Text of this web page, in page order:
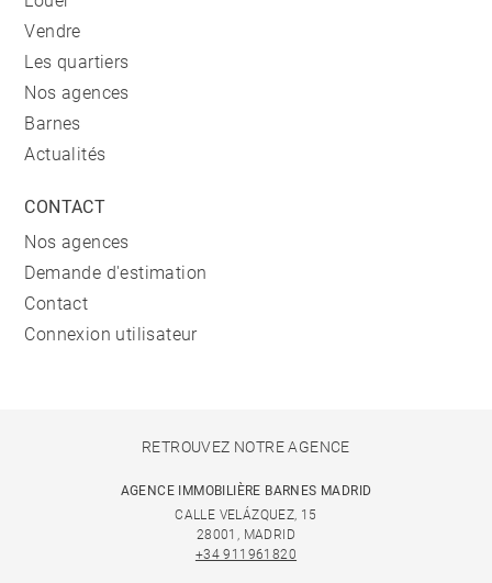
Vendre
Les quartiers
Nos agences
Barnes
Actualités
CONTACT
Nos agences
Demande d'estimation
Contact
Connexion utilisateur
RETROUVEZ NOTRE AGENCE
AGENCE IMMOBILIÈRE BARNES MADRID
CALLE VELÁZQUEZ, 15
28001, MADRID
+34 911961820